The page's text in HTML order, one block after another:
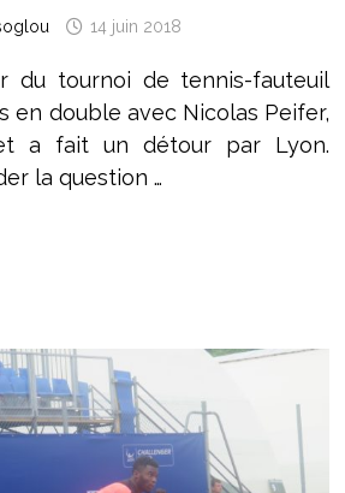
14 juin 2018
du tournoi de tennis-fauteuil
en double avec Nicolas Peifer,
a fait un détour par Lyon.
la question …